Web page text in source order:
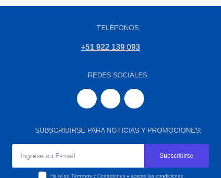
TELÉFONOS:
+51 922 139 093
REDES SOCIALES:
SUBSCRIBIRSE PARA NOTICIAS Y PROMOCIONES:
Subscribirse
He leído Términos y Condicionesy acepto las condiciones